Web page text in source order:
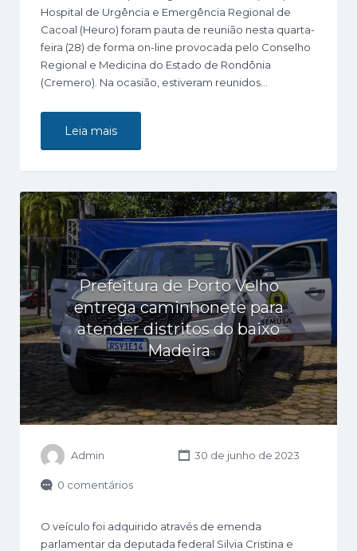
Hospital de Urgência e Emergência Regional de
Cacoal (Heuro) foram pauta de reunião nesta quarta-
feira (28) de forma on-line provocada pelo Conselho
Regional e Medicina do Estado de Rondônia
(Cremero). Na ocasião, estiveram reunidos…
Leia mais
Prefeitura de Porto Velho
entrega caminhonete para
atender distritos do baixo
Madeira
Admin 30 de junho de 2023
0 comentários
O veículo foi adquirido através de emenda
parlamentar da deputada federal Silvia Cristina e